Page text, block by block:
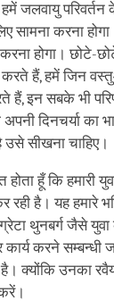
जलवायु परिवर्तन
सामना करना
होगा। छोटे-
करते हैं, हमें जिन
हैं, इन सबके भी
दिनचर्या का
उसे सीखना चाहिए।
हूँ कि हमारी
रही है। यह हमारे
थुनबर्ग जैसे युवा
करने सम्बन्धी
क्योंकि उनका